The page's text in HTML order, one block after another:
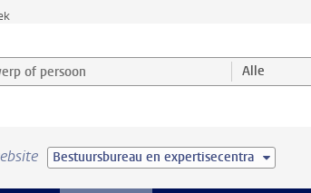
of persoon en selecteer categorie Alle
Bestuursbureau en expertisecentra